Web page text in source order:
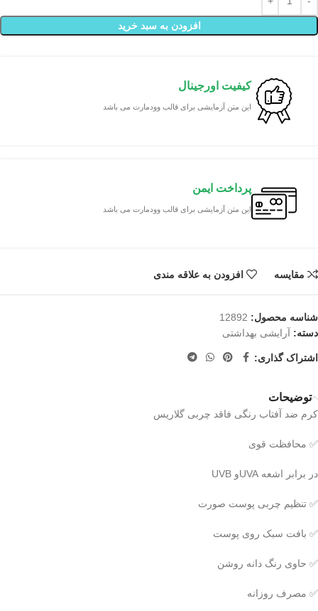
افزودن به سبد خرید
کیفیت اورجینال
این متن آزمایشی برای قالب وودمارت می باشد
پرداخت ایمن
این متن آزمایشی برای قالب وودمارت می باشد
مقایسه افزودن به علاقه مندی
شناسه محصول: 12892
دسته: آرایشی بهداشتی
اشتراک گذاری:
توضیحات
کرم ضد آفتاب رنگی فاقد چربی گلاریس
✅ محافظت قوی
در برابر اشعه UVAو UVB
✅ تنظیم چربی پوست صورت
✅ بافت سبک روی پوست
✅ حاوی رنگ دانه روشن
✅ مصرف روزانه